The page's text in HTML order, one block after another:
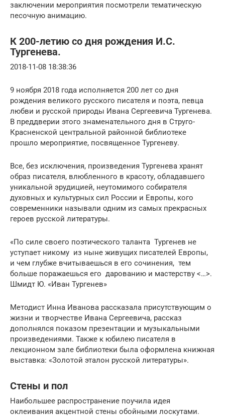
заключении мероприятия посмотрели тематическую
песочную анимацию.
К 200-летию со дня рождения И.С.
Тургенева.
2018-11-08 18:38:36
9 ноября 2018 года исполняется 200 лет со дня
рождения великого русского писателя и поэта, певца
любви и русской природы Ивана Сергеевича Тургенева.
В преддверии этого знаменательного дня в Струго-
Красненской центральной районной библиотеке
прошло мероприятие, посвященное Тургеневу.
Все, без исключения, произведения Тургенева хранят
образ писателя, влюбленного в красоту, обладавшего
уникальной эрудицией, неутомимого собирателя
духовных и культурных сил России и Европы, кого
современники называли одним из самых прекрасных
героев русской литературы.
«По силе своего поэтического таланта Тургенев не
уступает никому из ныне живущих писателей Европы,
и чем глубже вчитываешься в его сочинения, тем
больше поражаешься его дарованию и мастерству <…>.
Шмидт Ю. «Иван Тургенев»
Методист Инна Иванова рассказала присутствующим о
жизни и творчестве Ивана Сергеевича, рассказ
дополнялся показом презентации и музыкальными
произведениями. Также к юбилею писателя в
лекционном зале библиотеки была оформлена книжная
выставка: «Золотой эталон русской литературы».
Стены и пол
Наибольшее распространение поучила идея
оклеивания акцентной стены обойными лоскутами.